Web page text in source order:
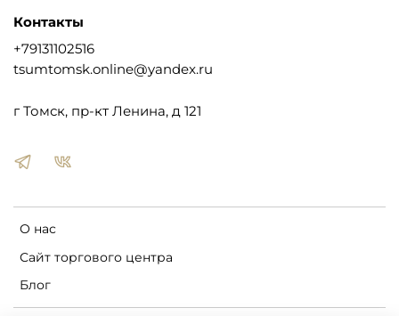
О нас
Сайт торгового центра
Блог
Контакты
+79131102516
tsumtomsk.online@yandex.ru
г Томск, пр-кт Ленина, д 121